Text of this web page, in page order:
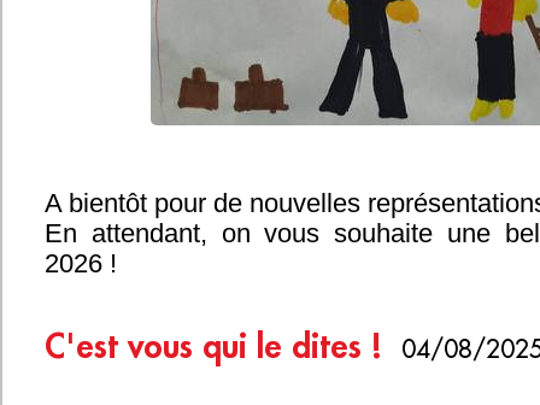
A bientôt pour de nouvelles
En attendant, on vous souhaite une
2026 !
C'est vous qui le dites ! 04/08/